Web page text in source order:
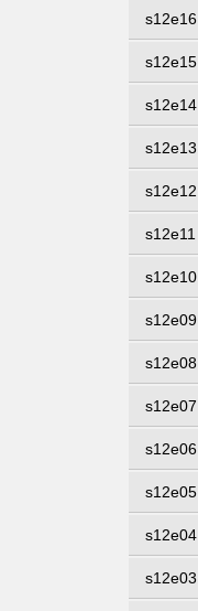
s12e16
s12e15
s12e14
s12e13
s12e12
s12e11
s12e10
s12e09
s12e08
s12e07
s12e06
s12e05
s12e04
s12e03